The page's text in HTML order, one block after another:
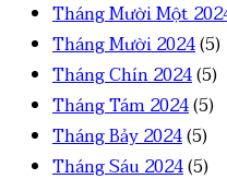
Tháng Mười Một
Tháng Mười 2024(5)
Tháng Chín 2024(5)
Tháng Tám 2024(5)
Tháng Bảy 2024(5)
Tháng Sáu 2024(5)